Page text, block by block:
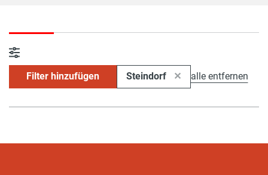
Filter hinzufügen Steindorf alle entfernen